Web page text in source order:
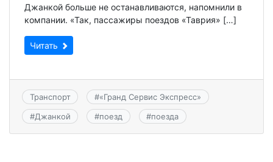
Джанкой больше не останавливаются, напомнили в
компании. «Так, пассажиры поездов «Таврия» […]
Читать
Транспорт #«Гранд Сервис Экспресс»
#Джанкой #поезд #поезда